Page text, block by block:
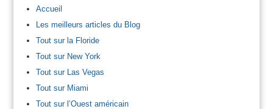
Accueil
Les meilleurs articles du Blog
Tout sur la Floride
Tout sur New York
Tout sur Las Vegas
Tout sur Miami
Tout sur l’Ouest américain